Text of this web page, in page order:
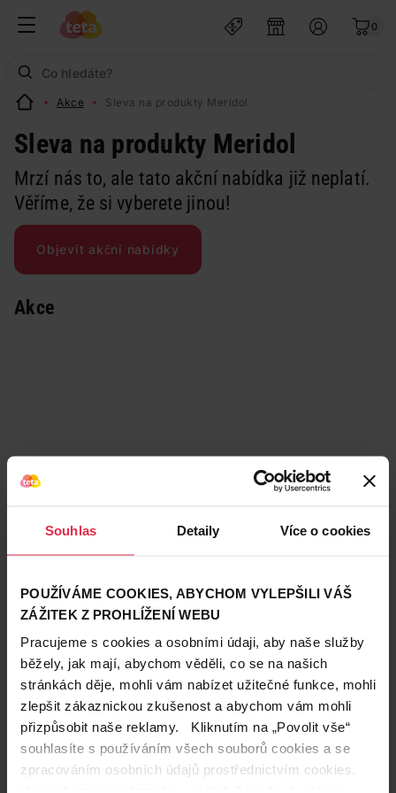
Souhlas Detaily Více o cookies
POUŽÍVÁME COOKIES, ABYCHOM VYLEPŠILI VÁŠ
ZÁŽITEK Z PROHLÍŽENÍ WEBU
Pracujeme s cookies a osobními údaji, aby naše služby
běžely, jak mají, abychom věděli, co se na našich
stránkách děje, mohli vám nabízet užitečné funkce, mohli
zlepšit zákaznickou zkušenost a abychom vám mohli
přizpůsobit naše reklamy. Kliknutím na „Povolit vše“
souhlasíte s používáním všech souborů cookies a se
zpracováním osobních údajů prostřednictvím cookies.
0
Akce Sleva na produkty Meridol
Sleva na produkty Meridol
Mrzí nás to, ale tato akční nabídka již neplatí.
Věříme, že si vyberete jinou!
Objevit akční nabídky
Akce
Teta prodejny a služby